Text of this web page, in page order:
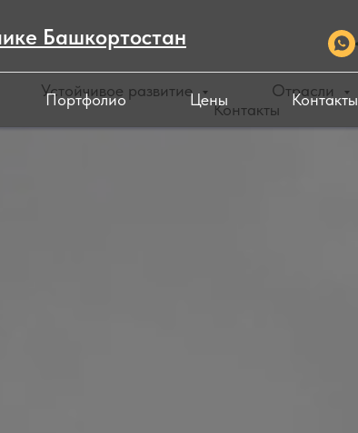
Устойчивое развитие Отрасли
Контакты
Башкортостан
Портфолио Цены Контакты